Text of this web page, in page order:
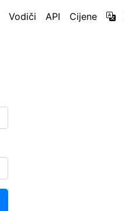
Vodiči API Cijene